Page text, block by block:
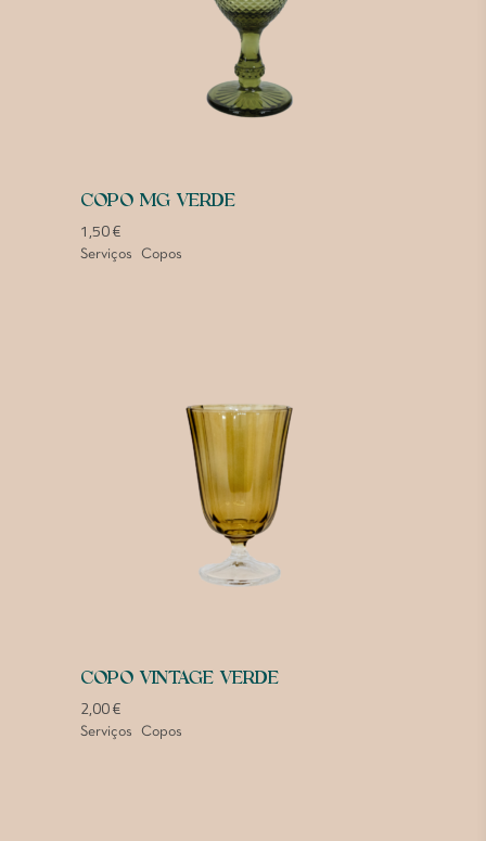
COPO MG VERDE
1,50€
Serviços Copos
COPO VINTAGE VERDE
2,00€
Serviços Copos